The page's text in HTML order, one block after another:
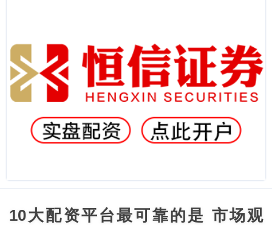
10大配资平台最可靠的是 市场观